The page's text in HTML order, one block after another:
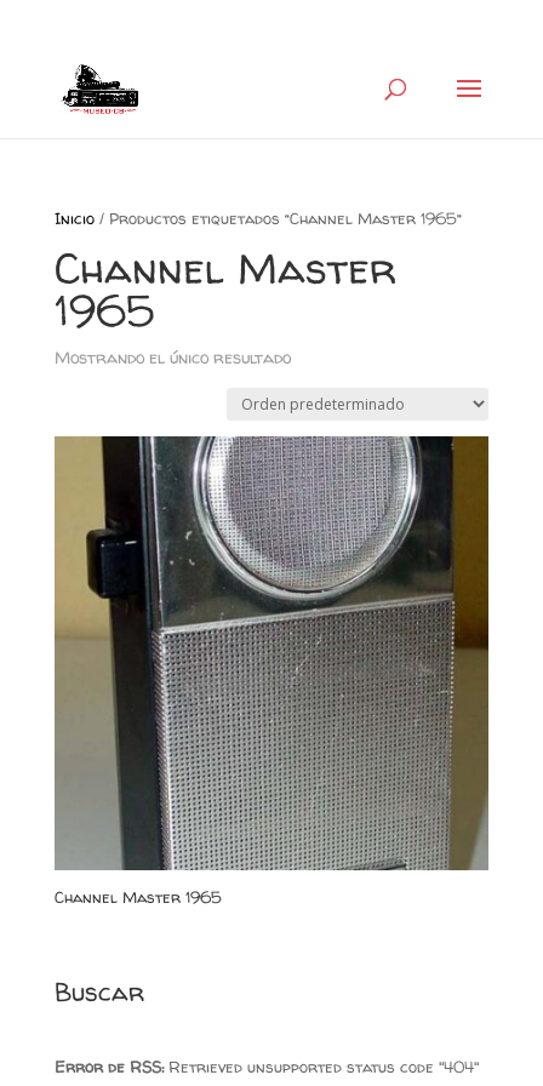
Inicio/ Productos etiquetados “Channel Master 1965”
Channel Master
1965
Mostrando el único resultado
Channel Master 1965
Buscar
Error de RSS:Retrieved unsupported status code "404"